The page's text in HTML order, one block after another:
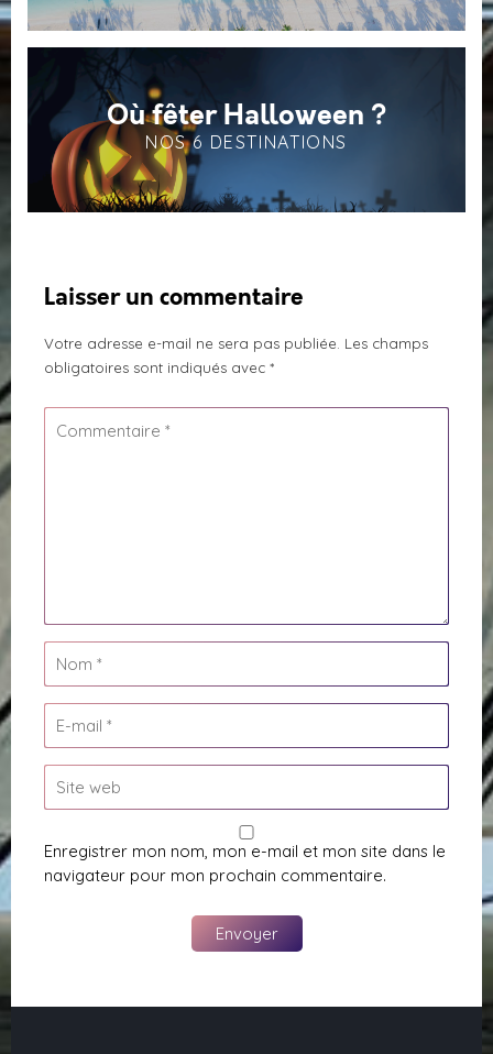
Où fêter Halloween ?
NOS 6 DESTINATIONS
Laisser un commentaire
Votre adresse e-mail ne sera pas publiée. Les champs
obligatoires sont indiqués avec *
Enregistrer mon nom, mon e-mail et mon site dans le
navigateur pour mon prochain commentaire.